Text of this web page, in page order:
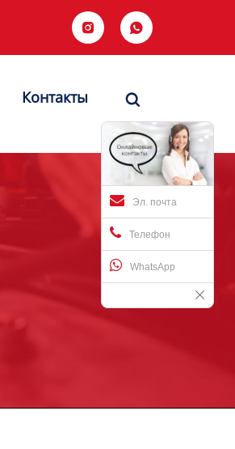
 
Контакты 
Эл. почта
Телефон
WhatsApp